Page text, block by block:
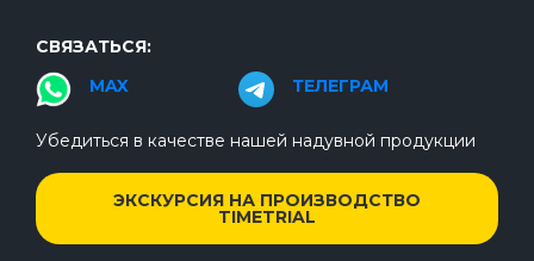
СВЯЗАТЬСЯ:
MAX
ТЕЛЕГРАМ
Убедиться в качестве нашей надувной продукции
ЭКСКУРСИЯ НА ПРОИЗВОДСТВО
TIMETRIAL